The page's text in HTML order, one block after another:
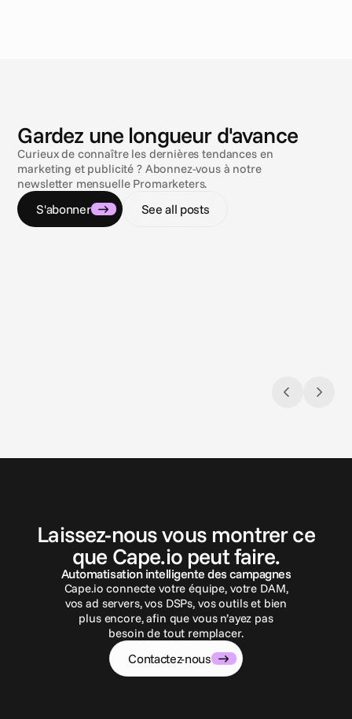
N v
Gardez une longueur d'avance
Curieux de connaître les dernières tendances en
marketing et publicité ? Abonnez-vous à notre
newsletter mensuelle Promarketers.
S'abonner See all posts
Laissez-nous vous montrer ce
que Cape.io peut faire.
Automatisation intelligente des campagnes
Cape.io connecte votre équipe, votre DAM,
vos ad servers, vos DSPs, vos outils et bien
plus encore, afin que vous n’ayez pas
besoin de tout remplacer.
Contactez-nous